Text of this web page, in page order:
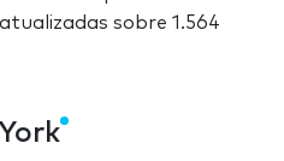
sobre 1.564